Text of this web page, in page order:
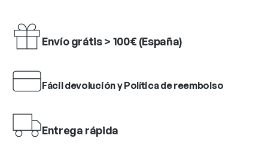
Envío grátis > 100€ (España)
Fácil devolución y Política de reembolso
Entrega rápida